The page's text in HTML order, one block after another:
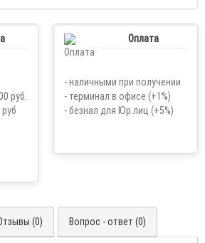
руб.
Оплата
- наличными при получении
- терминал в офисе (+1%)
- безнал для Юр.лиц (+5%)
(0) Вопрос - ответ (0)